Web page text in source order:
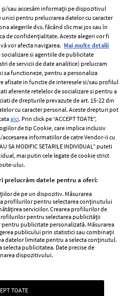
Termeni si conditii
Politica de
confidențialitate
Politica de cookies
Publicitate
femei
Viva
Avantaje
Retete practice
ONJN nr. 821/25.09.2025.
interzise minorilor.
și/sau accesăm informații pe dispozitivul
pentru prelucrarea datelor cu caracter
alegerile dvs. făcând clic mai jos sau în
de confidențialitate. Aceste alegeri vor fi
vor afecta navigarea. Mai multe detalii
si agentiile de publicitate
de servicii de date analitice) prelucram
sa functioneze, pentru a personaliza
in functie de interesele si/sau profilul
aferente retelelor de socializare si pentru a
de drepturile prevazute de art. 15-22 din
cu caracter personal. Aceste drepturi pot
aici. Prin click pe “ACCEPT TOATE”,
de tip Cookie, care implica inclusiv
informatiilor de catre Vendor-ii cu
SA MODIFIC SETARILE INDIVIDUAL” puteti
mai putin cele legate de cookie strict
ului.
prelucrăm datele pentru a oferi:
de pe un dispozitiv. Măsurarea
profilurilor pentru selectarea conținutului
serviciilor. Crearea profilurilor de
pentru selectarea publicității
publicitate personalizată. Măsurarea
publicului prin statistici sau combinații
datelor limitate pentru a selecta conținutul.
publicitatea. Date precise de
dispozitivului.
TOATE